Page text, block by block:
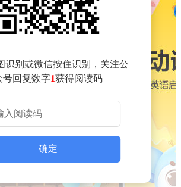
识别或微信按住识别，关注公
号回复数字1获得阅读码
确定